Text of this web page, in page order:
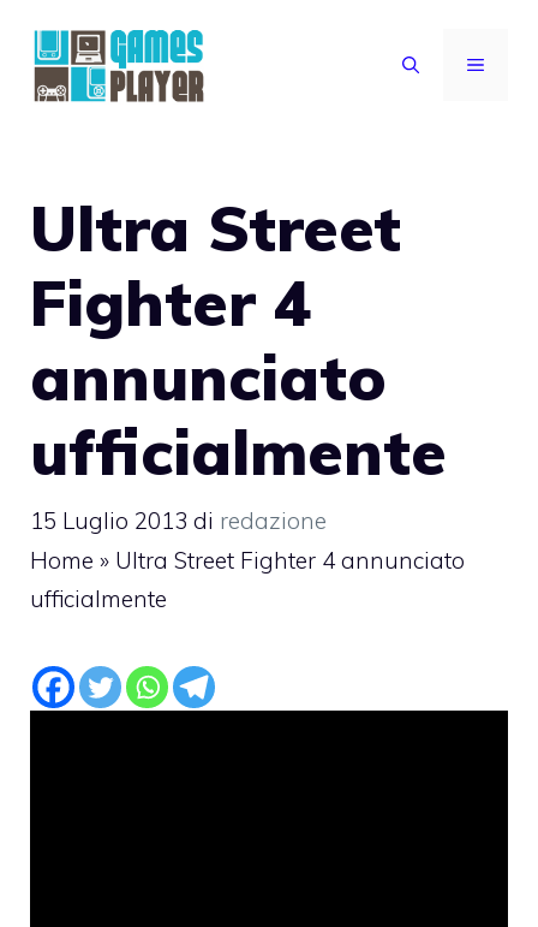
contenuto
MENU
Ultra Street
Fighter 4
annunciato
ufficialmente
15 Luglio 2013 di redazione
Home » Ultra Street Fighter 4 annunciato
ufficialmente